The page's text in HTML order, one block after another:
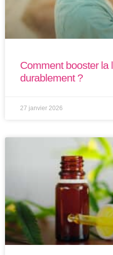
Comment booster la
durablement ?
27 janvier 2026